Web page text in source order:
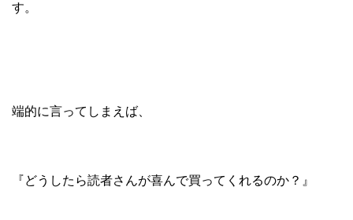
す。
端的に言ってしまえば、
『どうしたら読者さんが喜んで買ってくれるのか？』